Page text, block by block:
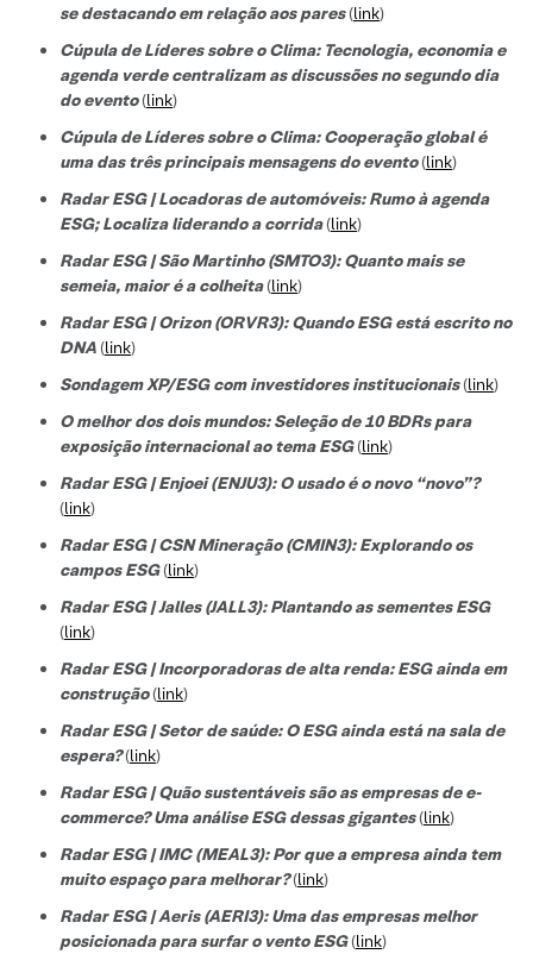
se destacando em relação aos pares(link)
Cúpula de Líderes sobre o Clima: Tecnologia, economia e
agenda verde centralizam as discussões no segundo dia
do evento(link)
Cúpula de Líderes sobre o Clima: Cooperação global é
uma das três principais mensagens do evento(link)
Radar ESG | Locadoras de automóveis: Rumo à agenda
ESG; Localiza liderando a corrida(link)
Radar ESG | São Martinho (SMTO3): Quanto mais se
semeia, maior é a colheita(link)
Radar ESG | Orizon (ORVR3): Quando ESG está escrito no
DNA(link)
Sondagem XP/ESG com investidores institucionais(link)
O melhor dos dois mundos: Seleção de 10 BDRs para
exposição internacional ao tema ESG(link)
Radar ESG | Enjoei (ENJU3): O usado é o novo “novo”?
(link)
Radar ESG | CSN Mineração (CMIN3): Explorando os
campos ESG(link)
Radar ESG | Jalles (JALL3): Plantando as sementes ESG
(link)
Radar ESG | Incorporadoras de alta renda: ESG ainda em
construção(link)
Radar ESG | Setor de saúde: O ESG ainda está na sala de
espera?(link)
Radar ESG | Quão sustentáveis são as empresas de e-
commerce? Uma análise ESG dessas gigantes(link)
Radar ESG | IMC (MEAL3): Por que a empresa ainda tem
muito espaço para melhorar?(link)
Radar ESG | Aeris (AERI3): Uma das empresas melhor
posicionada para surfar o vento ESG(link)